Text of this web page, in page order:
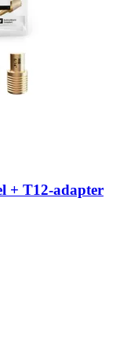
+ T12-​adapter